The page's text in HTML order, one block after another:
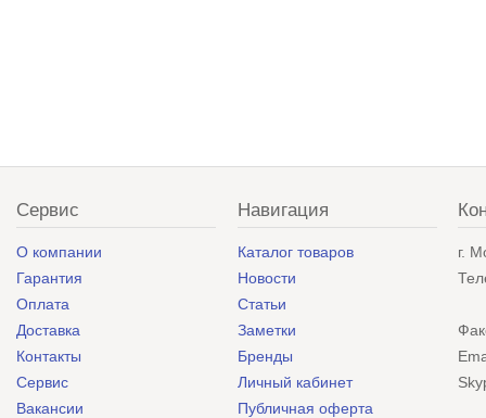
Сервис
О компании
Гарантия
Оплата
Доставка
Контакты
Сервис
Вакансии
Навигация
Каталог товаров
Новости
Статьи
Заметки
Бренды
Личный кабинет
Публичная оферта
г.